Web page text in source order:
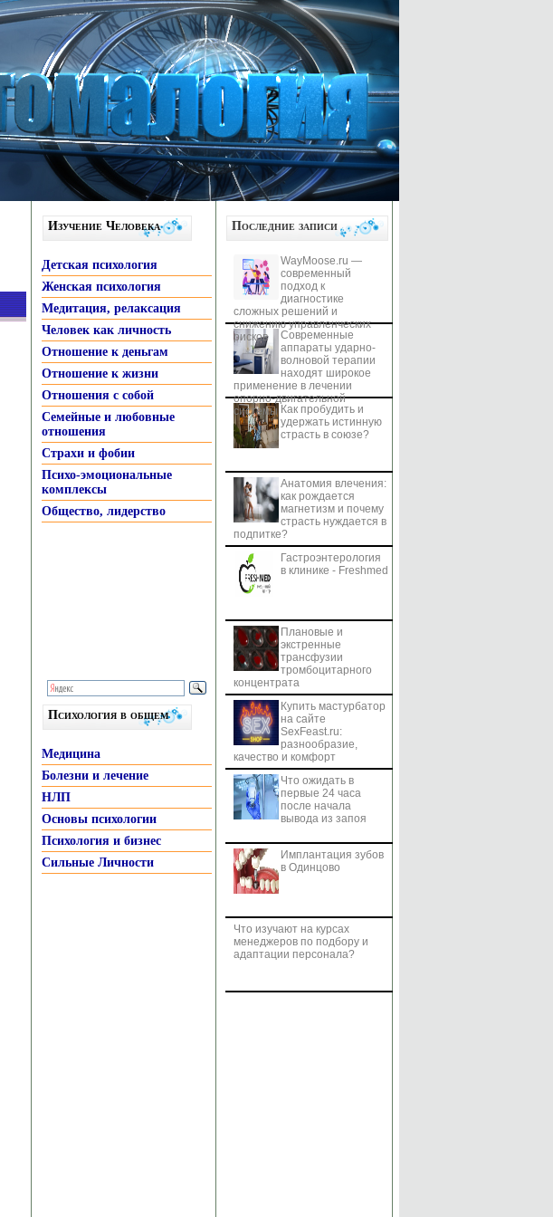
Изучение Человека
Детская психология
Женская психология
Медитация, релаксация
Человек как личность
Отношение к деньгам
Отношение к жизни
Отношения с собой
Семейные и любовные
отношения
Страхи и фобии
Психо-эмоциональные
комплексы
Общество, лидерство
Психология в общем
Медицина
Болезни и лечение
НЛП
Основы психологии
Психология и бизнес
Сильные Личности
Последние записи
WayMoose.ru —
современный
подход к
диагностике
сложных решений и
снижению управленческих
рисков
Современные
аппараты ударно-
волновой терапии
находят широкое
применение в лечении
опорно-двигательной
системы Как пробудить и
удержать истинную
страсть в союзе?
Анатомия влечения:
как рождается
магнетизм и почему
страсть нуждается в
подпитке?
Гастроэнтерология
в клинике - Freshmed
Плановые и
экстренные
трансфузии
тромбоцитарного
концентрата
Купить мастурбатор
на сайте
SexFeast.ru:
разнообразие,
качество и комфорт
Что ожидать в
первые 24 часа
после начала
вывода из запоя
Имплантация зубов
в Одинцово
Что изучают на курсах
менеджеров по подбору и
адаптации персонала?